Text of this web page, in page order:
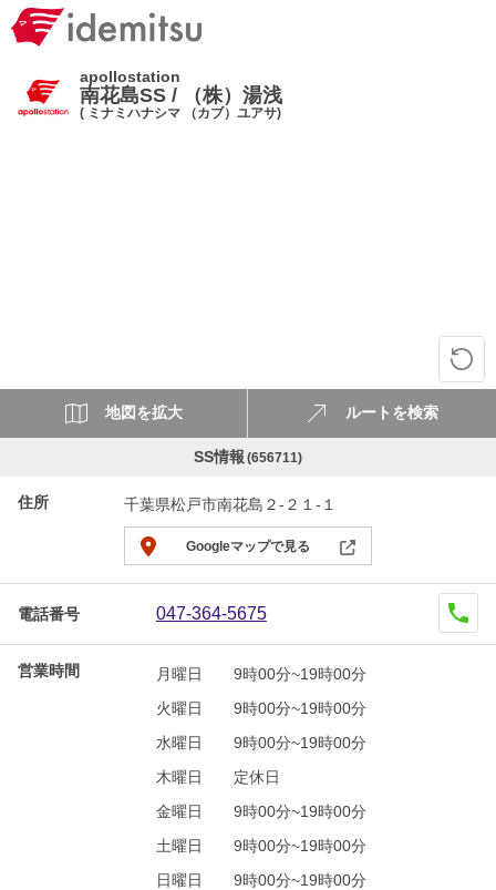
apollostation
南花島SS / （株）湯浅
( ミナミハナシマ （カブ）ユアサ)
SS情報 (656711)
住所 千葉県松戸市南花島２-２１-１
Googleマップで見る
電話番号 047-364-5675
営業時間 月曜日
9時00分~19時00分
火曜日
9時00分~19時00分
水曜日
9時00分~19時00分
木曜日
定休日
金曜日
9時00分~19時00分
土曜日
9時00分~19時00分
日曜日
9時00分~19時00分
地図を拡大 ルートを検索